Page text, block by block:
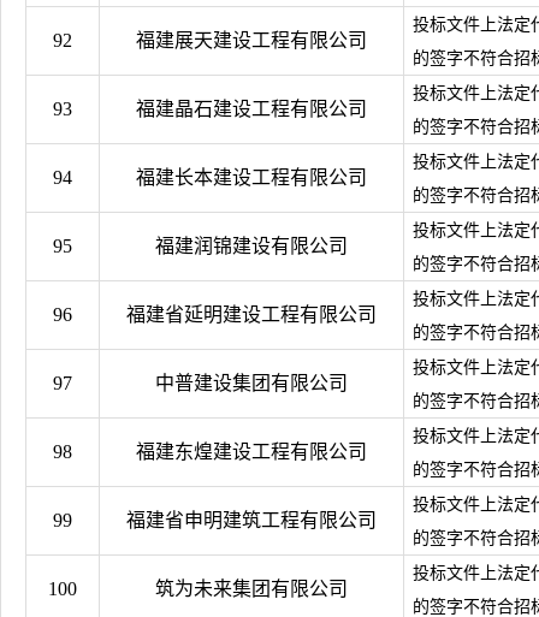
92 福建展天建设工程有限公司
投标文件上法定
的签字不符合招
93 福建晶石建设工程有限公司
投标文件上法定
的签字不符合招
94 福建长本建设工程有限公司
投标文件上法定
的签字不符合招
95 福建润锦建设有限公司
投标文件上法定
的签字不符合招
96 福建省延明建设工程有限公司
投标文件上法定
的签字不符合招
97 中普建设集团有限公司
投标文件上法定
的签字不符合招
98 福建东煌建设工程有限公司
投标文件上法定
的签字不符合招
99 福建省申明建筑工程有限公司
投标文件上法定
的签字不符合招
100 筑为未来集团有限公司
投标文件上法定
的签字不符合招